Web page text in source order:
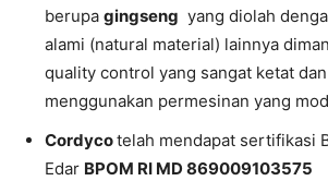
berupa gingseng yang diolah
alami (natural material) lainnya
quality control yang sangat ketat
menggunakan permesinan yang
Cordycotelah mendapat sertifikasi
Edar BPOM RI MD 869009103575